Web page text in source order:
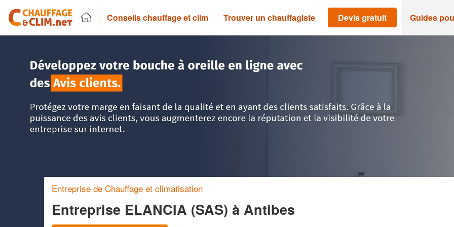
Conseils chauffage et clim Trouver un chauffagiste Devis gratuit Guides
Entreprise de Chauffage et climatisation
Entreprise ELANCIA (SAS) à Antibes